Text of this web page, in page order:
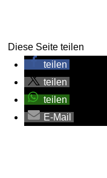
Diese Seite teilen
teilen
teilen
teilen
E-Mail